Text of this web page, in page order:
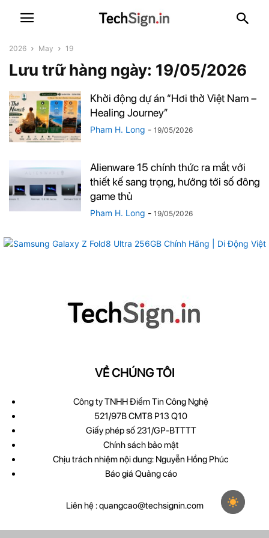
2026 May 19
Lưu trữ hàng ngày: 19/05/2026
Khởi động dự án “Hơi thở Việt Nam –
Healing Journey”
Pham H. Long - 19/05/2026
Alienware 15 chính thức ra mắt với
thiết kế sang trọng, hướng tới số đông
game thủ
Pham H. Long - 19/05/2026
VỀ CHÚNG TÔI
Công ty TNHH Điểm Tin Công Nghệ
521/97B CMT8 P13 Q10
Giấy phép số 231/GP-BTTTT
Chính sách bảo mật
Chịu trách nhiệm nội dung: Nguyễn Hồng Phúc
Báo giá Quảng cáo
Liên hệ :quangcao@techsignin.com